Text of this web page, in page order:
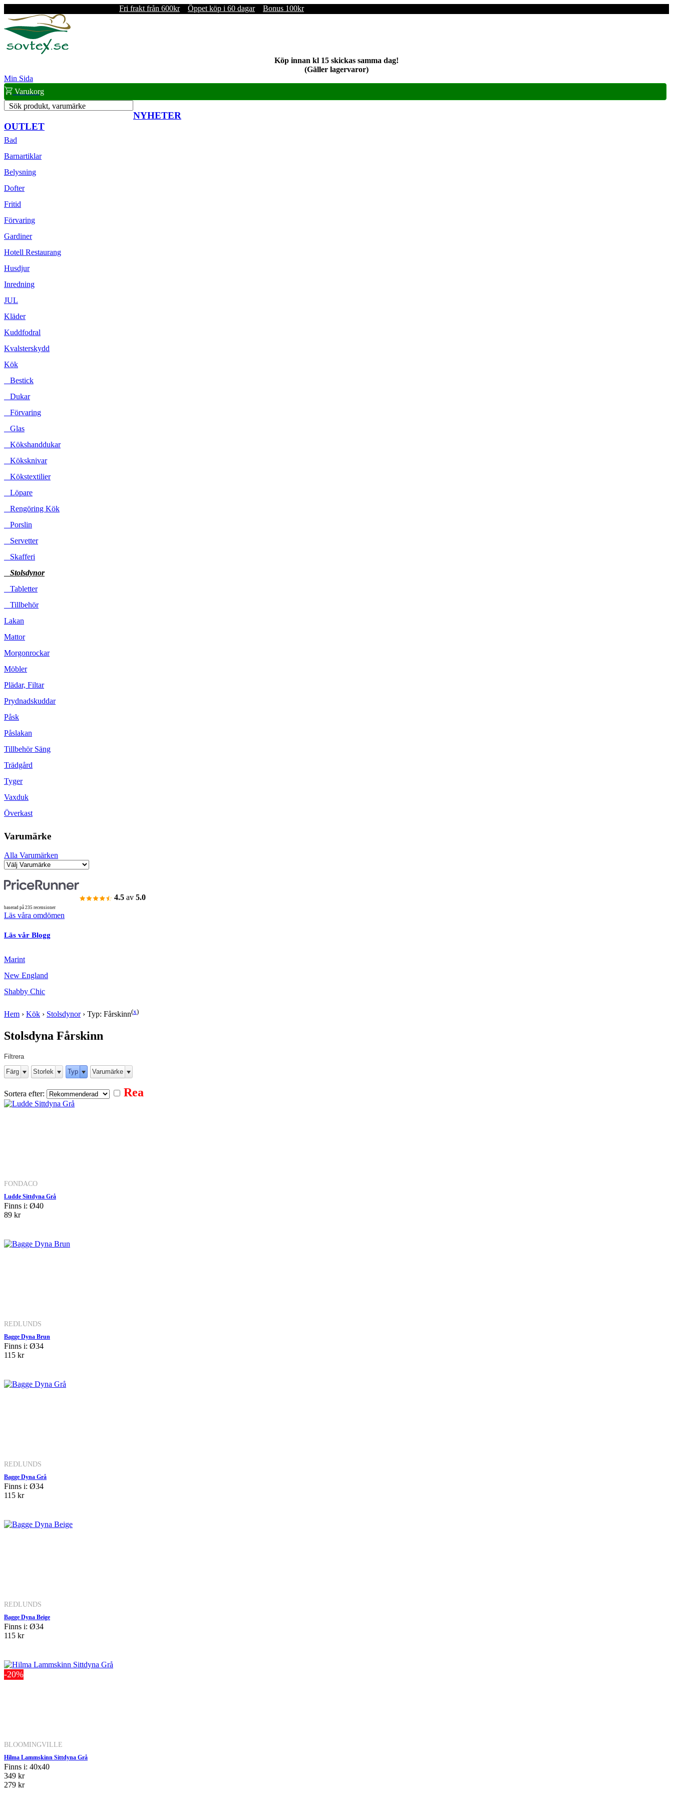
Fri frakt från 600kr Öppet köp i 60 dagar Bonus 100kr
Köp innan kl 15 skickas samma dag!
(Gäller lagervaror)
Min Sida
Varukorg
Sök produkt, varumärke
NYHETER
OUTLET
Bad
Barnartiklar
Belysning
Dofter
Fritid
Förvaring
Gardiner
Hotell Restaurang
Husdjur
Inredning
JUL
Kläder
Kuddfodral
Kvalsterskydd
Kök
Bestick
Dukar
Förvaring
Glas
Kökshanddukar
Köksknivar
Kökstextilier
Löpare
Rengöring Kök
Porslin
Servetter
Skafferi
Stolsdynor
Tabletter
Tillbehör
Lakan
Mattor
Morgonrockar
Möbler
Plädar, Filtar
Prydnadskuddar
Påsk
Påslakan
Tillbehör Säng
Trädgård
Tyger
Vaxduk
Överkast
Varumärke
Alla Varumärken
4.5 av 5.0
baserad på 235 recensioner
Läs våra omdömen
Läs vår Blogg
Marint
New England
Shabby Chic
Hem › Kök › Stolsdynor› Typ: Fårskinn(x)
Stolsdyna Fårskinn
Filtrera
Färg
Storlek Typ Varumärke
Sortera efter: Rea
FONDACO
Ludde Sittdyna Grå
Finns i: Ø40
89 kr
REDLUNDS
Bagge Dyna Brun
Finns i: Ø34
115 kr
REDLUNDS
Bagge Dyna Grå
Finns i: Ø34
115 kr
REDLUNDS
Bagge Dyna Beige
Finns i: Ø34
115 kr
-20%
BLOOMINGVILLE
Hilma Lammskinn Sittdyna Grå
Finns i: 40x40
349 kr
279 kr